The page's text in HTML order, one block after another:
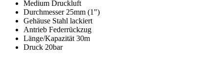
Medium Druckluft
Durchmesser 25mm (1")
Gehäuse Stahl lackiert
Antrieb Federrückzug
Länge/Kapazität 30m
Druck 20bar